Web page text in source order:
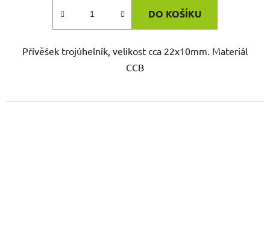
DO KOŠÍKU
Přívěšek trojúhelník, velikost cca 22x10mm. Materiál
CCB